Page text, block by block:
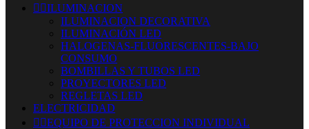
 ILUMINACION
ILUMINACION DECORATIVA
ILUMINACIÓN LED
HALOGENAS-FLUORESCENTES-BAJO
CONSUMO
BOMBILLAS Y TUBOS LED
PROYECTORES LED
REGLETAS LED
ELECTRICIDAD
 EQUIPO DE PROTECCION INDIVIDUAL